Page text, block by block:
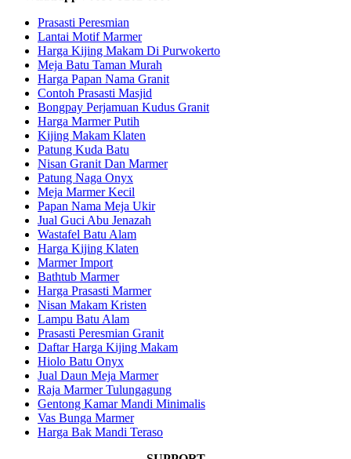
Prasasti Peresmian
Lantai Motif Marmer
Harga Kijing Makam Di Purwokerto
Meja Batu Taman Murah
Harga Papan Nama Granit
Contoh Prasasti Masjid
Bongpay Perjamuan Kudus Granit
Harga Marmer Putih
Kijing Makam Klaten
Patung Kuda Batu
Nisan Granit Dan Marmer
Patung Naga Onyx
Meja Marmer Kecil
Papan Nama Meja Ukir
Jual Guci Abu Jenazah
Wastafel Batu Alam
Harga Kijing Klaten
Marmer Import
Bathtub Marmer
Harga Prasasti Marmer
Nisan Makam Kristen
Lampu Batu Alam
Prasasti Peresmian Granit
Daftar Harga Kijing Makam
Hiolo Batu Onyx
Jual Daun Meja Marmer
Raja Marmer Tulungagung
Gentong Kamar Mandi Minimalis
Vas Bunga Marmer
Harga Bak Mandi Teraso